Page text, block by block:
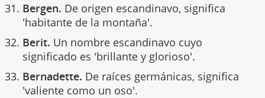
Bergen. De origen escandinavo, significa
'habitante de la montaña'.
Berit. Un nombre escandinavo cuyo
significado es 'brillante y glorioso'.
Bernadette. De raíces germánicas, significa
'valiente como un oso'.